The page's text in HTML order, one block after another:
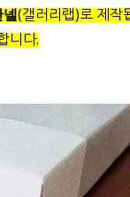
(갤러리랩)로 제작
니다.